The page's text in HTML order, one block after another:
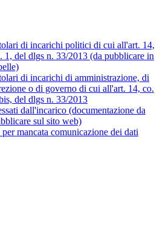
di incarichi politici di cui all'art. 14,
1, del dlgs n. 33/2013 (da pubblicare in
di incarichi di amministrazione, di
o di governo di cui all'art. 14, co.
del dlgs n. 33/2013
dall'incarico (documentazione da
sul sito web)
mancata comunicazione dei dati